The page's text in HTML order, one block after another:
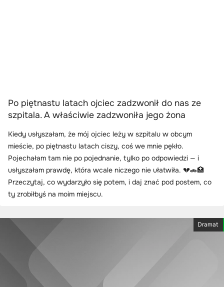
Po piętnastu latach ojciec zadzwonił do nas ze
szpitala. A właściwie zadzwoniła jego żona
Kiedy usłyszałam, że mój ojciec leży w szpitalu w obcym
mieście, po piętnastu latach ciszy, coś we mnie pękło.
Pojechałam tam nie po pojednanie, tylko po odpowiedzi — i
usłyszałam prawdę, która wcale niczego nie ułatwiła. 💔🚗🏥
Przeczytaj, co wydarzyło się potem, i daj znać pod postem, co
ty zrobiłbyś na moim miejscu.
Dramat